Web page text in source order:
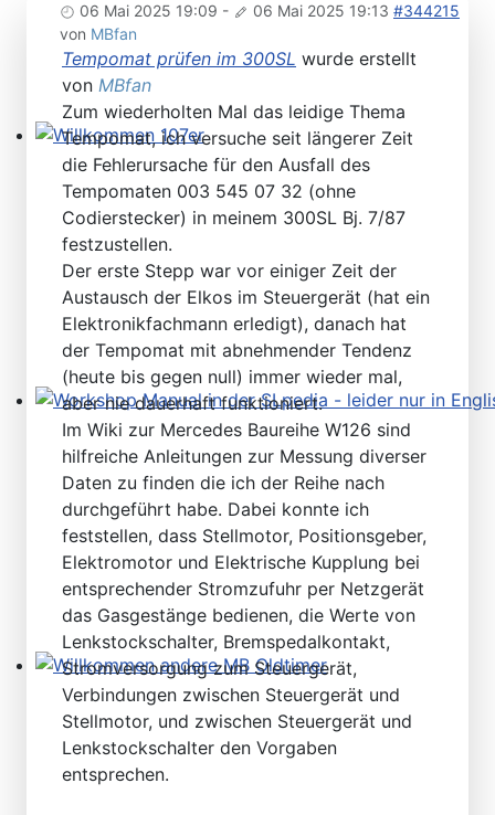
Willkommen 107er
Workshop Manual in der SLpedia - leider nur in
Willkommen andere MB Oldtimer
06 Mai 2025 19:09 - 06 Mai 2025 19:13 #344215
von MBfan
Tempomat prüfen im 300SL wurde erstellt
von MBfan
Zum wiederholten Mal das leidige Thema
Tempomat, ich versuche seit längerer Zeit
die Fehlerursache für den Ausfall des
Tempomaten 003 545 07 32 (ohne
Codierstecker) in meinem 300SL Bj. 7/87
festzustellen.
Der erste Stepp war vor einiger Zeit der
Austausch der Elkos im Steuergerät (hat ein
Elektronikfachmann erledigt), danach hat
der Tempomat mit abnehmender Tendenz
(heute bis gegen null) immer wieder mal,
aber nie dauerhaft funktioniert.
Im Wiki zur Mercedes Baureihe W126 sind
hilfreiche Anleitungen zur Messung diverser
Daten zu finden die ich der Reihe nach
durchgeführt habe. Dabei konnte ich
feststellen, dass Stellmotor, Positionsgeber,
Elektromotor und Elektrische Kupplung bei
entsprechender Stromzufuhr per Netzgerät
das Gasgestänge bedienen, die Werte von
Lenkstockschalter, Bremspedalkontakt,
Stromversorgung zum Steuergerät,
Verbindungen zwischen Steuergerät und
Stellmotor, und zwischen Steuergerät und
Lenkstockschalter den Vorgaben
entsprechen.